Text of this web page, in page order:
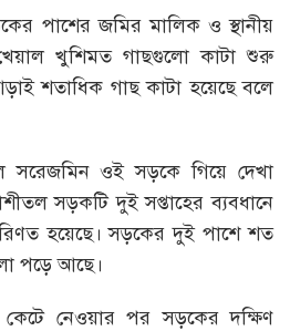
পাশের জমির মালিক ও স্থানীয়
খেয়াল খুশিমত গাছগুলো কাটা শুরু
শতাধিক গাছ কাটা হয়েছে বলে
সরেজমিন ওই সড়কে গিয়ে দেখা
সড়কটি দুই সপ্তাহের ব্যবধানে
হয়েছে। সড়কের দুই পাশে শত
পড়ে আছে।
নেওয়ার পর সড়কের দক্ষিণ